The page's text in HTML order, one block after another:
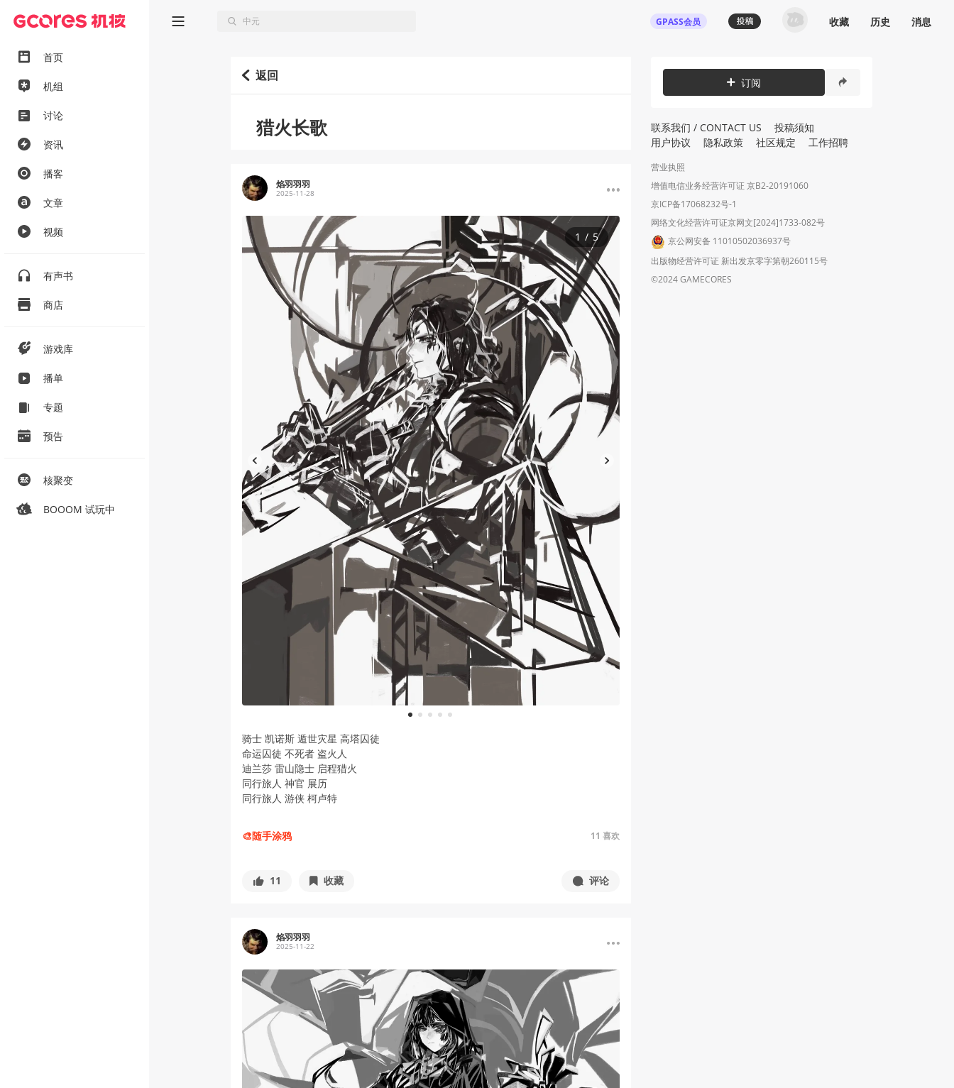
首页
机组
讨论
资讯
播客
文章
视频
有声书
商店
游戏库
播单
专题
预告
核聚变
BOOOM 试玩中
GPASS会员 收藏 历史 消息
返回
猎火长歌
焰羽羽羽
2025-11-28
1 2 3 4 5
1 / 5
骑士 凯诺斯 遁世灾星 高塔囚徒
命运囚徒 不死者 盗火人
迪兰莎 雷山隐士 启程猎火
同行旅人 神官 展历
同行旅人 游侠 柯卢特
🎨随手涂鸦 11 喜欢
11 收藏 评论
焰羽羽羽
2025-11-22
订阅
联系我们 / CONTACT US
投稿须知
用户协议
隐私政策 社区规定 工作招聘
营业执照
增值电信业务经营许可证 京B2-20191060
京ICP备17068232号-1
网络文化经营许可证京网文[2024]1733-082号
京公网安备 11010502036937号
出版物经营许可证 新出发京零字第朝260115号
©2024 GAMECORES